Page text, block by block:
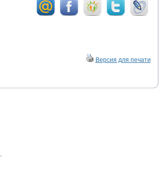
Версия для печати